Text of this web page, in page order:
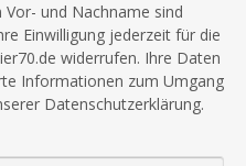
und Nachname sind
Einwilligung jederzeit für die
widerrufen. Ihre Daten
Informationen zum Umgang
Datenschutzerklärung.